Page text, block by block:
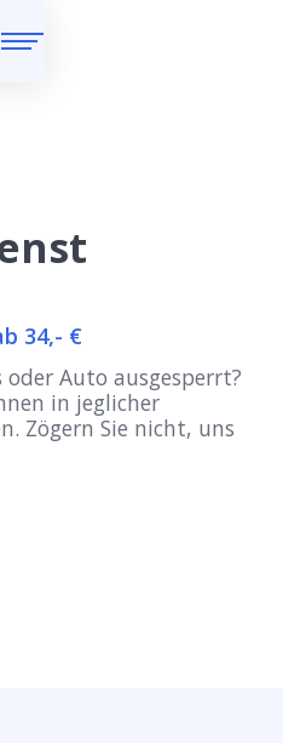
34,- €
Auto ausgesperrt?
in jeglicher
Zögern Sie nicht, uns